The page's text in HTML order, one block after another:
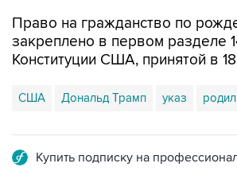
Право на гражданство по
закреплено в первом разделе
Конституции США, принятой в
США Дональд Трамп указ
Купить подписку на